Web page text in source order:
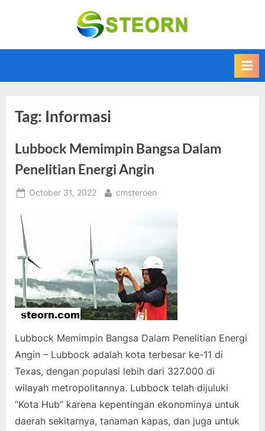
Informasi
Terkini dan
Informasi teknologi
terbaru dan
Tag: Informasi
Lubbock Memimpin Bangsa Dalam
Penelitian Energi Angin
Posted
October 31, 2022 By
cmsteroen
Lubbock Memimpin Bangsa Dalam Penelitian Energi
Angin – Lubbock adalah kota terbesar ke-11 di
Texas, dengan populasi lebih dari 327.000 di
wilayah metropolitannya. Lubbock telah dijuluki
“Kota Hub” karena kepentingan ekonominya untuk
daerah sekitarnya, tanaman kapas, dan juga untuk